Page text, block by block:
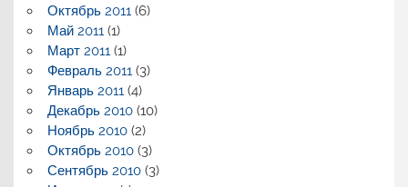
Октябрь 2011(6)
Май 2011(1)
Март 2011(1)
Февраль 2011(3)
Январь 2011(4)
Декабрь 2010(10)
Ноябрь 2010(2)
Октябрь 2010(3)
Сентябрь 2010(3)